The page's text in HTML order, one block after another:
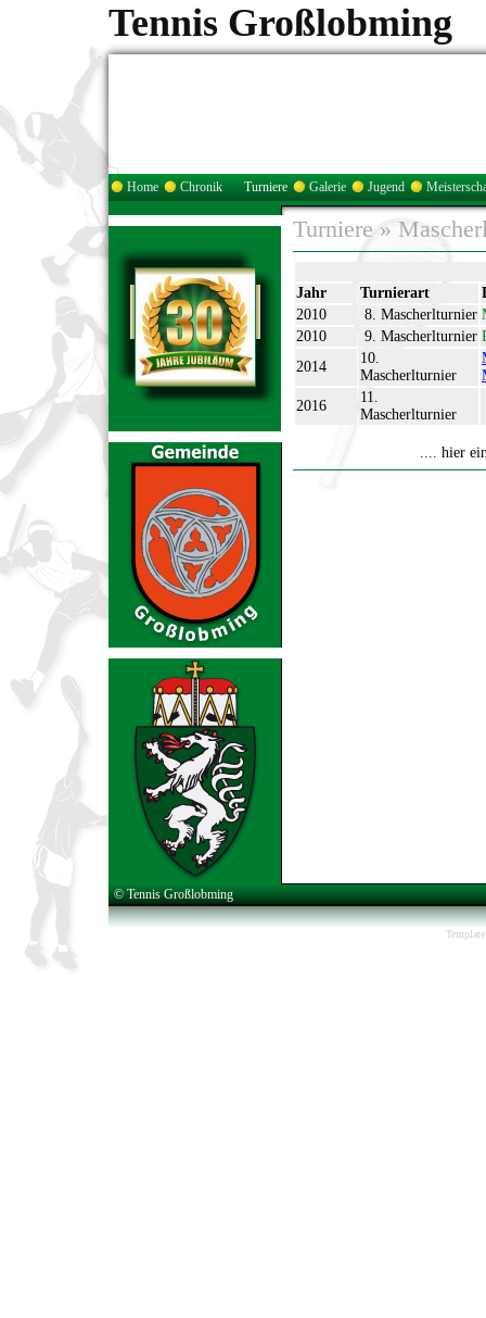
Tennis Großlobming
Home Chronik Turniere Galerie Jugend
Turniere »
Jahr Turnierart
2010
8. Mascherlturnier
2010
9. Mascherlturnier
2014
10.
Mascherlturnier
2016
11.
Mascherlturnier
.... hier
© Tennis Großlobming